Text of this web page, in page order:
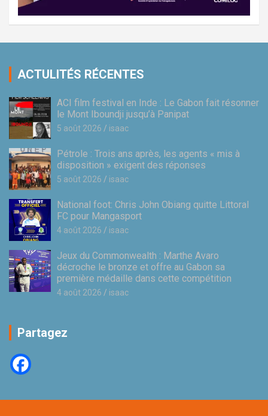
ACTULITÉS RÉCENTES
ACI film festival en Inde : Le Gabon fait résonner
le Mont Iboundji jusqu’à Panipat
5 août 2026 isaac
Pétrole : Trois ans après, les agents « mis à
disposition » exigent des réponses
5 août 2026 isaac
National foot: Chris John Obiang quitte Littoral
FC pour Mangasport
4 août 2026 isaac
Jeux du Commonwealth : Marthe Avaro
décroche le bronze et offre au Gabon sa
première médaille dans cette compétition
4 août 2026 isaac
Partagez